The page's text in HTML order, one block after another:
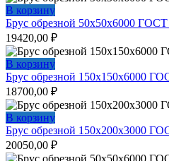
В корзину
Брус обрезной 50х50х6000 ГОСТ
19420,00 ₽
В корзину
Брус обрезной 150х150х6000
18700,00 ₽
В корзину
Брус обрезной 150х200х3000
20050,00 ₽